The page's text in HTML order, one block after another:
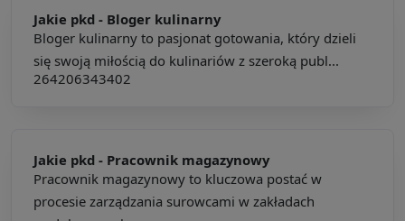
Jakie pkd - Bloger kulinarny
Bloger kulinarny to pasjonat gotowania, który dzieli
się swoją miłością do kulinariów z szeroką publ...
264206343402
Jakie pkd - Pracownik magazynowy
Pracownik magazynowy to kluczowa postać w
procesie zarządzania surowcami w zakładach